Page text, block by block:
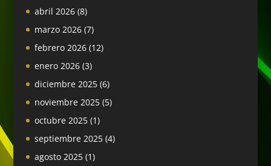
abril 2026(8)
marzo 2026(7)
febrero 2026(12)
enero 2026(3)
diciembre 2025(6)
noviembre 2025(5)
octubre 2025(1)
septiembre 2025(4)
agosto 2025(1)